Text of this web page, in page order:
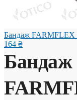
Бандаж FARMFLEX
164 ₴
Бандаж